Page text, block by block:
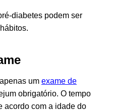
diabetes podem ser
um exame de
obrigatório. O tempo
acordo com a idade do